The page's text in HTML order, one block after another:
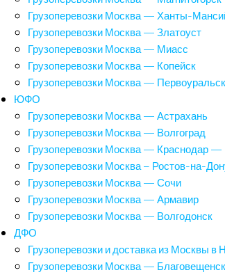
Грузоперевозки Москва — Ханты-
Грузоперевозки Москва — Златоуст
Грузоперевозки Москва — Миасс
Грузоперевозки Москва — Копейск
Грузоперевозки Москва — Первоуральск
ЮФО
Грузоперевозки Москва — Астрахань
Грузоперевозки Москва — Волгоград
Грузоперевозки Москва — Краснодар
Грузоперевозки Москва – Ростов-на-
Грузоперевозки Москва — Сочи
Грузоперевозки Москва — Армавир
Грузоперевозки Москва — Волгодонск
ДФО
Грузоперевозки и доставка из Москвы в
Грузоперевозки Москва — Благовещенск